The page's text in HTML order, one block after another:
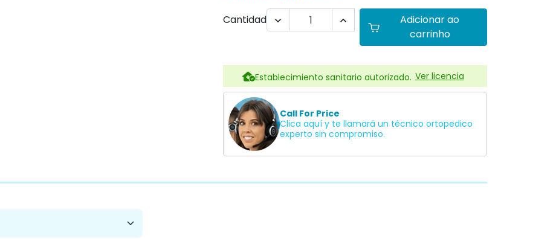
Cantidad
 
Adicionar ao
carrinho
Establecimiento sanitario autorizado. Ver licencia
Call For Price
Clica aquí y te llamará un técnico ortopedico
experto sin compromiso.